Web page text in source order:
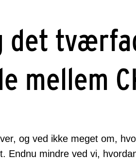
det
mellem
og ved ikke meget om,
Endnu mindre ved vi,